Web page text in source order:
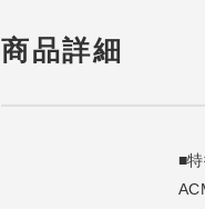
商品詳細
■